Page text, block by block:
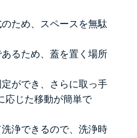
ため、スペースを無駄
るため、蓋を置く場所
ができ、さらに取っ手
応じた移動が簡単で
浄できるので、洗浄時